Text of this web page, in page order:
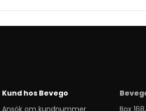
Kund hos Bevego
Ansök om kundnummer
Box